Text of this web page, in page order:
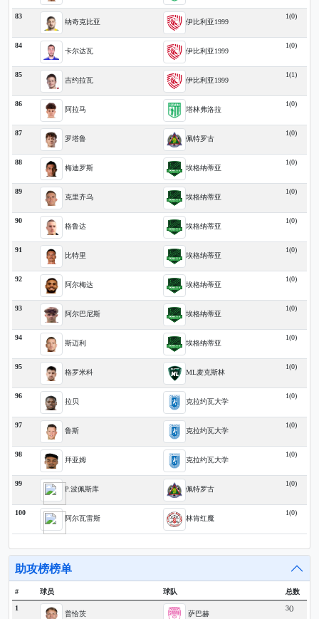
83
纳奇克比亚 伊比利亚1999
1(0)
84
卡尔达瓦 伊比利亚1999
1(0)
85
吉约拉瓦 伊比利亚1999
1(1)
86
阿拉马 塔林弗洛拉
1(0)
87
罗塔鲁 佩特罗古
1(0)
88
梅迪罗斯 埃格纳蒂亚
1(0)
89
克里齐乌 埃格纳蒂亚
1(0)
90
格鲁达 埃格纳蒂亚
1(0)
91
比特里 埃格纳蒂亚
1(0)
92
阿尔梅达 埃格纳蒂亚
1(0)
93
阿尔巴尼斯 埃格纳蒂亚
1(0)
94
斯迈利 埃格纳蒂亚
1(0)
95
格罗米科 ML麦克斯林
1(0)
96
拉贝 克拉约瓦大学
1(0)
97
鲁斯 克拉约瓦大学
1(0)
98
拜亚姆 克拉约瓦大学
1(0)
99
P.波佩斯库 佩特罗古
1(0)
100
阿尔瓦雷斯 林肯红魔
1(0)
助攻榜榜单
# 球员 球队 总数
1
普恰茨 萨巴赫
3()